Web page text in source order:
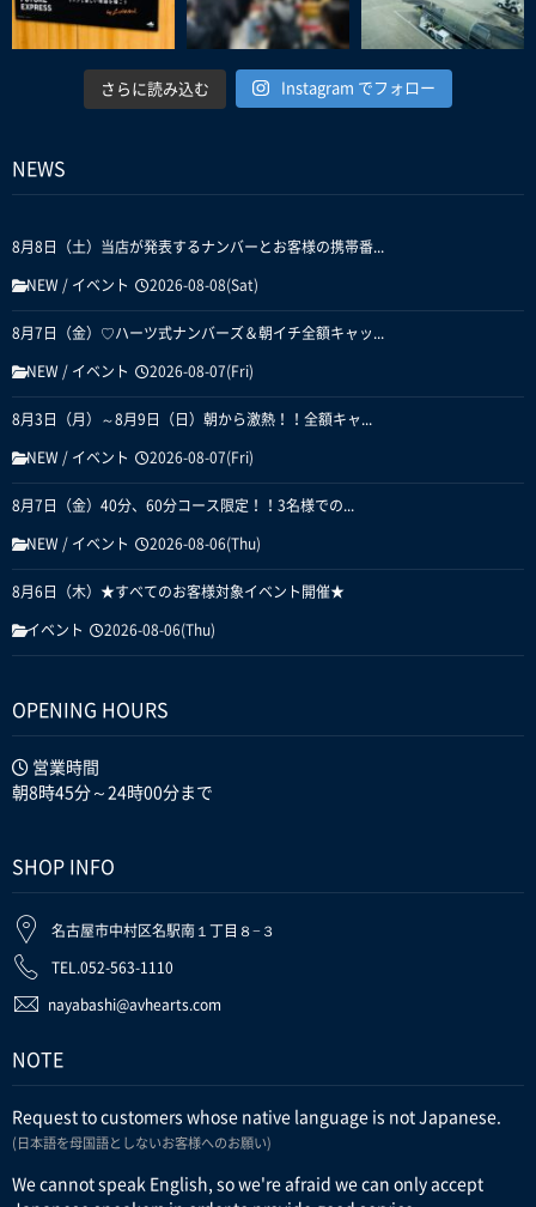
さらに読み込む Instagram でフォロー
NEWS
8月8日（土）当店が発表するナンバーとお客様の携帯番...
NEW / イベント 2026-08-08(Sat)
8月7日（金）♡ハーツ式ナンバーズ＆朝イチ全額キャッ...
NEW / イベント 2026-08-07(Fri)
8月3日（月）～8月9日（日）朝から激熱！！全額キャ...
NEW / イベント 2026-08-07(Fri)
8月7日（金）40分、60分コース限定！！3名様での...
NEW / イベント 2026-08-06(Thu)
8月6日（木）★すべてのお客様対象イベント開催★
イベント 2026-08-06(Thu)
OPENING HOURS
営業時間
朝8時45分～24時00分まで
SHOP INFO
名古屋市中村区名駅南１丁目８−３
TEL.052-563-1110
nayabashi@avhearts.com
NOTE
Request to customers whose native language is not Japanese.
(日本語を母国語としないお客様へのお願い)
We cannot speak English, so we're afraid we can only accept